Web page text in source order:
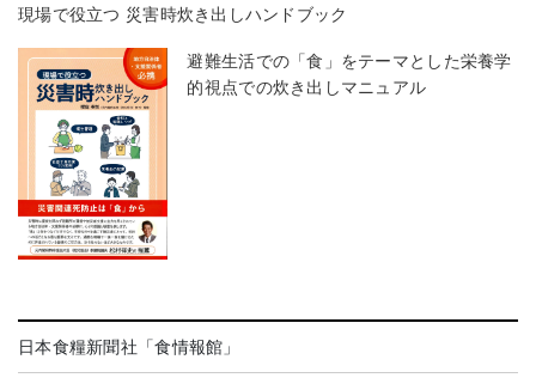
現場で役立つ 災害時炊き出しハンドブック
避難生活での「食」をテーマとした栄養学
的視点での炊き出しマニュアル
日本食糧新聞社「食情報館」